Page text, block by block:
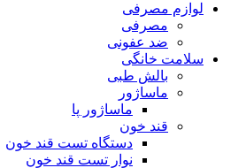
لوازم مصرفی
مصرفی
ضد عفونی
سلامت خانگی
بالش طبی
ماساژور
ماساژور پا
قند خون
دستگاه تست قند خون
نوار تست قند خون